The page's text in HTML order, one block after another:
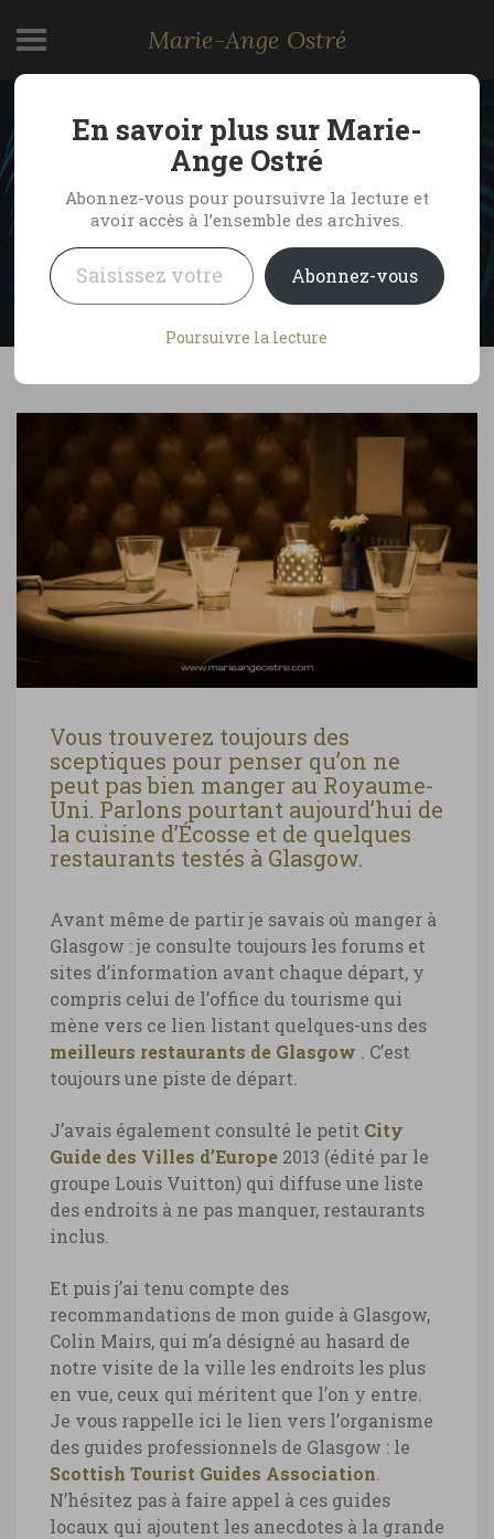
Marie-Ange Ostré
Cuisine d’Écosse,
restaurants à Glasgow
by Marie-Ange Ostré
14 novembre 2012
No Comments
Vous trouverez toujours des
sceptiques pour penser qu’on ne
peut pas bien manger au Royaume-
Uni. Parlons pourtant aujourd’hui de
la cuisine d’Écosse et de quelques
restaurants testés à Glasgow.
Avant même de partir je savais où manger à
Glasgow : je consulte toujours les forums et
sites d’information avant chaque départ, y
compris celui de l’office du tourisme qui
mène vers ce lien listant quelques-uns des
meilleurs restaurants de Glasgow . C’est
toujours une piste de départ.
J’avais également consulté le petit City
Guide des Villes d’Europe 2013 (édité par le
groupe Louis Vuitton) qui diffuse une liste
des endroits à ne pas manquer, restaurants
inclus.
Et puis j’ai tenu compte des
recommandations de mon guide à Glasgow,
Colin Mairs, qui m’a désigné au hasard de
notre visite de la ville les endroits les plus
en vue, ceux qui méritent que l’on y entre.
Je vous rappelle ici le lien vers l’organisme
des guides professionnels de Glasgow : le
Scottish Tourist Guides Association
N’hésitez pas à faire appel à ces guides
locaux qui ajoutent les anecdotes à la grande
En savoir plus sur Marie-
Ange Ostré
Abonnez-vous pour poursuivre la lecture et
avoir accès à l’ensemble des archives.
Saisissez votre adresse e-mail…
Abonnez-vous
Poursuivre la lecture